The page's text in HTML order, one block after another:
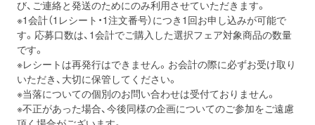
び、ご連絡と発送のためにのみ利用させていただきます。
※1会計（1レシート・1注文番号）につき1回お申し込みが可能で
す。応募口数は、1会計でご購入した選択フェア対象商品の数量
です。
※レシートは再発行はできません。お会計の際に必ずお受け取り
いただき、大切に保管してください。
※当落についての個別のお問い合わせは受付ておりません。
※不正があった場合、今後同様の企画についてのご参加をご遠慮